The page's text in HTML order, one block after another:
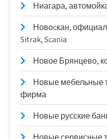
Ниагара,
Новоcкан,
Sitrak, Scania
Новое Брянцево,
Новые мебельные
фирма
Новые русские